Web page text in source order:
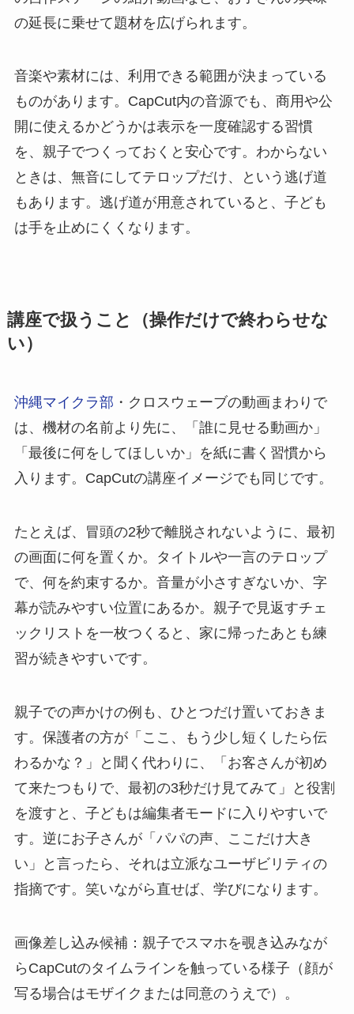
の延長に乗せて題材を広げられます。
音楽や素材には、利用できる範囲が決まっている
ものがあります。CapCut内の音源でも、商用や公
開に使えるかどうかは表示を一度確認する習慣
を、親子でつくっておくと安心です。わからない
ときは、無音にしてテロップだけ、という逃げ道
もあります。逃げ道が用意されていると、子ども
は手を止めにくくなります。
講座で扱うこと（操作だけで終わらせな
い）
沖縄マイクラ部 ・クロスウェーブの動画まわりで
は、機材の名前より先に、「誰に見せる動画か」
「最後に何をしてほしいか」を紙に書く習慣から
入ります。CapCutの講座イメージでも同じです。
たとえば、冒頭の2秒で離脱されないように、最初
の画面に何を置くか。タイトルや一言のテロップ
で、何を約束するか。音量が小さすぎないか、字
幕が読みやすい位置にあるか。親子で見返すチェ
ックリストを一枚つくると、家に帰ったあとも練
習が続きやすいです。
親子での声かけの例も、ひとつだけ置いておきま
す。保護者の方が「ここ、もう少し短くしたら伝
わるかな？」と聞く代わりに、「お客さんが初め
て来たつもりで、最初の3秒だけ見てみて」と役割
を渡すと、子どもは編集者モードに入りやすいで
す。逆にお子さんが「パパの声、ここだけ大き
い」と言ったら、それは立派なユーザビリティの
指摘です。笑いながら直せば、学びになります。
画像差し込み候補：親子でスマホを覗き込みなが
らCapCutのタイムラインを触っている様子（顔が
写る場合はモザイクまたは同意のうえで）。